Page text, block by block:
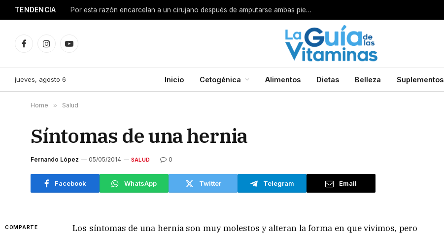
TENDENCIA Por esta razón encarcelan a un cirujano después de amputarse ambas piernas
FacebookInstagramYouTube
jueves, agosto 6 Inicio Cetogénica Alimentos Dietas Belleza Suplementos
Home » Salud
Síntomas de una hernia
Fernando López 05/05/2014 SALUD 0
Facebook WhatsApp Twitter Telegram Email
COMPARTE
Los síntomas de una hernia son muy molestos y alteran la forma en que vivimos, pero